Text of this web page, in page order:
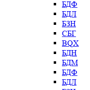
БДФ
БДЛ
БЗН
СБГ
BQX
БДН
БДМ
БДФ
БДЛ